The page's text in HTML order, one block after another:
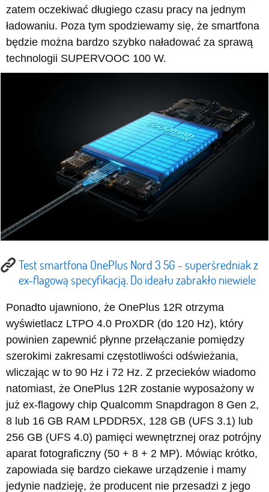
zatem oczekiwać długiego czasu pracy na jednym
ładowaniu. Poza tym spodziewamy się, że smartfona
będzie można bardzo szybko naładować za sprawą
technologii SUPERVOOC 100 W.
Test smartfona OnePlus Nord 3 5G - superśredniak z
ex-flagową specyfikacją. Do ideału zabrakło niewiele
Ponadto ujawniono, że OnePlus 12R otrzyma
wyświetlacz LTPO 4.0 ProXDR (do 120 Hz), który
powinien zapewnić płynne przełączanie pomiędzy
szerokimi zakresami częstotliwości odświeżania,
wliczając w to 90 Hz i 72 Hz. Z przecieków wiadomo
natomiast, że OnePlus 12R zostanie wyposażony w
już ex-flagowy chip Qualcomm Snapdragon 8 Gen 2,
8 lub 16 GB RAM LPDDR5X, 128 GB (UFS 3.1) lub
256 GB (UFS 4.0) pamięci wewnętrznej oraz potrójny
aparat fotograficzny (50 + 8 + 2 MP). Mówiąc krótko,
zapowiada się bardzo ciekawe urządzenie i mamy
jedynie nadzieję, że producent nie przesadzi z jego